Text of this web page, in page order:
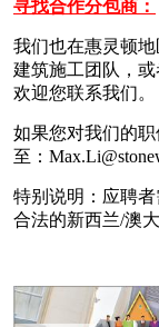
寻找合作分包商：
我们也在惠灵顿
建筑施工团队，
欢迎您联系我们。
如果您对我们的
至：
特别说明：应聘
合法的新西兰/澳